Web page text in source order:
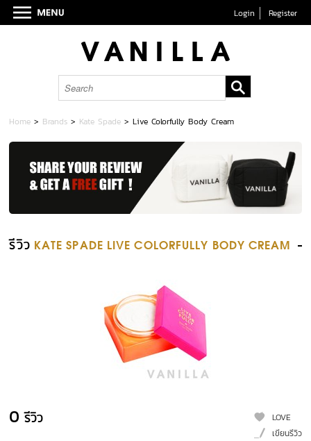
Login Register
Home > Brands > Kate Spade >Live Colorfully Body Cream
รีวิว KATE SPADE LIVE COLORFULLY BODY CREAM
0 รีวิว
LOVE
เขียนรีวิว